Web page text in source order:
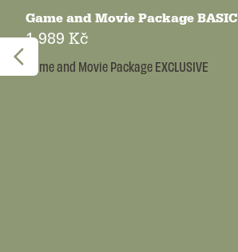
Game and Movie Package BASIC
1 989 Kč